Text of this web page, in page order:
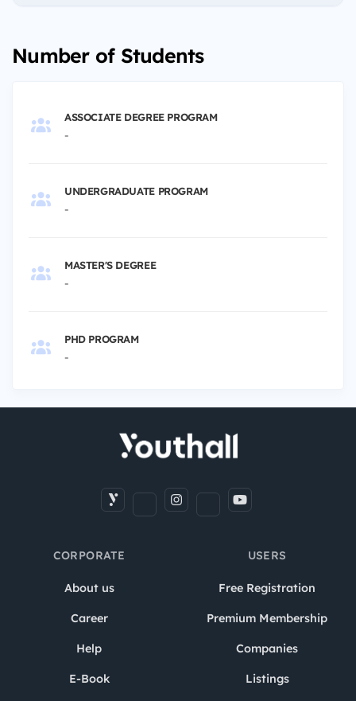
Number of Students
ASSOCIATE DEGREE PROGRAM
-
UNDERGRADUATE PROGRAM
-
MASTER'S DEGREE
-
PHD PROGRAM
-
CORPORATE
About us
Career
Help
E-Book
USERS
Free Registration
Premium Membership
Companies
Listings